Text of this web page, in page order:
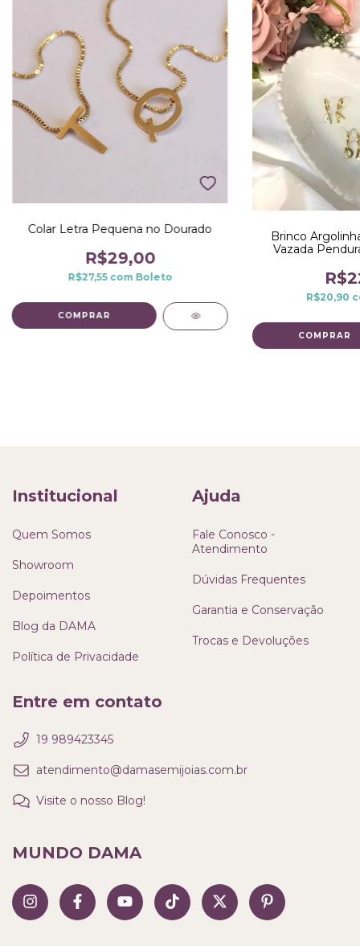
Colar Letra Pequena no Dourado
R$29,00
R$27,55 com Boleto
COMPRAR
Brinco
Vazada
R$20,90
COMPRAR
Institucional
Quem Somos
Showroom
Depoimentos
Blog da DAMA
Política de Privacidade
Ajuda
Fale Conosco -
Atendimento
Dúvidas Frequentes
Garantia e Conservação
Trocas e Devoluções
Entre em contato
19 989423345
atendimento@damasemijoias.com.br
Visite o nosso Blog!
MUNDO DAMA